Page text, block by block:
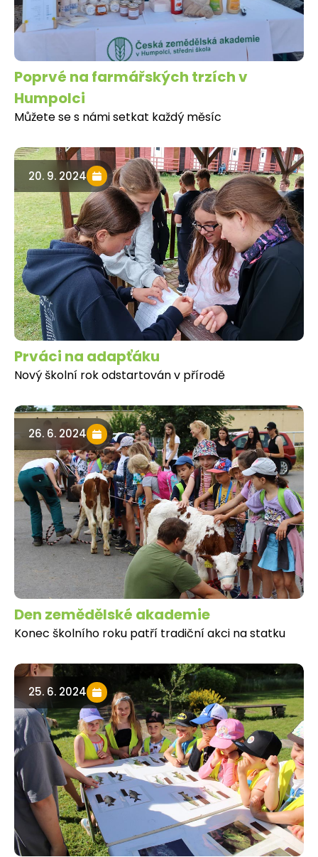
Poprvé na farmářských trzích v
Humpolci
Můžete se s námi setkat každý měsíc
20. 9. 2024
Prváci na adapťáku
Nový školní rok odstartován v přírodě
26. 6. 2024
Den zemědělské akademie
Konec školního roku patří tradiční akci na statku
25. 6. 2024